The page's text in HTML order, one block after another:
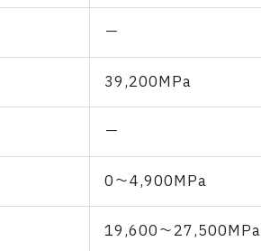
－
39,200MPa
－
0～4,900MPa
19,600～27,500MPa